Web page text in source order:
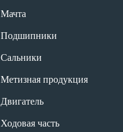
Мачта
Подшипники
Сальники
Метизная продукция
Двигатель
Ходовая часть